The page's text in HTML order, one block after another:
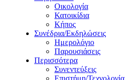
Οικολογία
Κατοικίδια
Κήπος
Συνέδρια/Εκδηλώσεις
Ημερολόγιο
Παρουσιάσεις
Περισσότερα
Συνεντεύξεις
Επιστήμη/Τεχνολογία